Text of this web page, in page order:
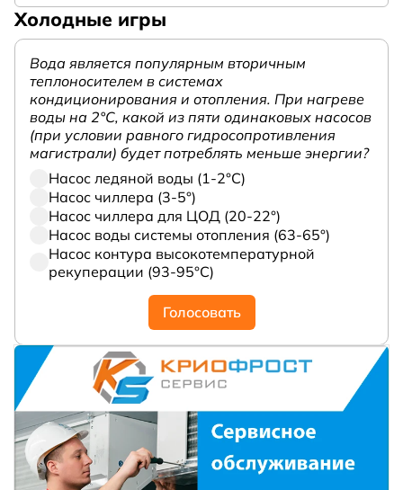
Холодные игры
Вода является популярным вторичным
теплоносителем в системах
кондиционирования и отопления. При нагреве
воды на 2°С, какой из пяти одинаковых насосов
(при условии равного гидросопротивления
магистрали) будет потреблять меньше энергии?
Насос ледяной воды (1-2°С)
Насос чиллера (3-5°)
Насос чиллера для ЦОД (20-22°)
Насос воды системы отопления (63-65°)
Насос контура высокотемпературной
рекуперации (93-95°С)
Голосовать